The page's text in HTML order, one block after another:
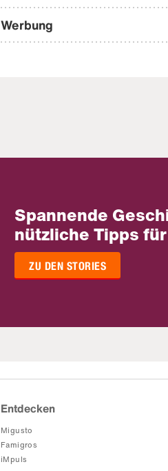
Werbung
Spannende
nützliche Tipps
ZU DEN STORIES
Entdecken
Migusto
Famigros
iMpuls